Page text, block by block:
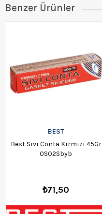
Benzer Ürünler
BEST
Best Sıvı Conta Kırmızı 45Gr
0S02Sbyb
₺71,50